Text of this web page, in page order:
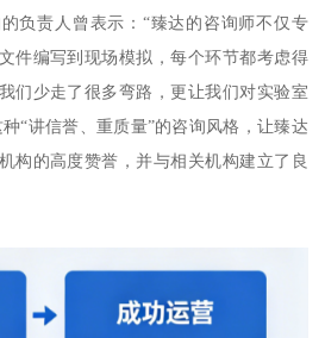
负责人曾表示：“臻达的咨询师不仅专
件编写到现场模拟，每个环节都考虑得
们少走了很多弯路，更让我们对实验室
“讲信誉、重质量”的咨询风格，让臻达
构的高度赞誉，并与相关机构建立了良